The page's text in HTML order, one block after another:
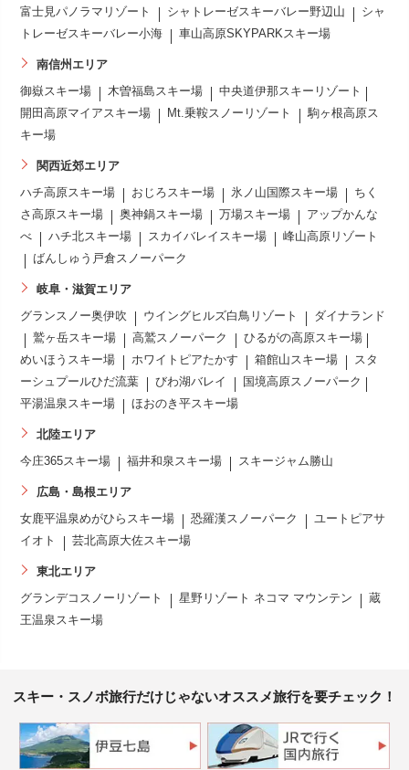
富士見パノラマリゾート シャトレーゼスキーバレー野辺山
シャ
トレーゼスキーバレー小海
車山高原SKYPARKスキー場
南信州エリア
御嶽スキー場 木曽福島スキー場
中央道伊那スキーリゾート
開田高原マイアスキー場
Mt.乗鞍スノーリゾート
駒ヶ根高原ス
キー場
関西近郊エリア
ハチ高原スキー場 おじろスキー場 氷ノ山国際スキー場
ちく
さ高原スキー場
奥神鍋スキー場 万場スキー場
アップかんな
べ
ハチ北スキー場 スカイバレイスキー場
峰山高原リゾート
ばんしゅう戸倉スノーパーク
岐阜・滋賀エリア
グランスノー奥伊吹 ウイングヒルズ白鳥リゾート
ダイナランド
鷲ヶ岳スキー場
高鷲スノーパーク
ひるがの高原スキー場
めいほうスキー場
ホワイトピアたかす 箱館山スキー場
スタ
ーシュプールひだ流葉
びわ湖バレイ
国境高原スノーパーク
平湯温泉スキー場
ほおのき平スキー場
北陸エリア
今庄365スキー場 福井和泉スキー場 スキージャム勝山
広島・島根エリア
女鹿平温泉めがひらスキー場 恐羅漢スノーパーク
ユートピアサ
イオト
芸北高原大佐スキー場
東北エリア
グランデコスノーリゾート 星野リゾート ネコマ マウンテン
蔵
王温泉スキー場
スキー・スノボ旅行だけじゃないオススメ旅行を要チェック！